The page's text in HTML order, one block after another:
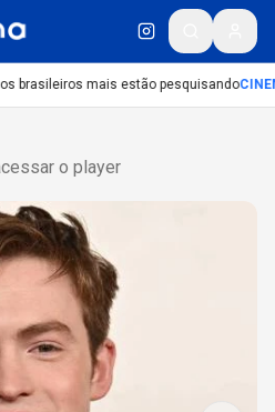
brasileiros mais estão pesquisando
o player